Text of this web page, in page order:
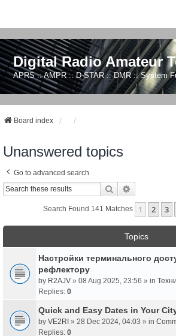
Digital Radio Amateur
APRS :: AMPR :: D-STAR :: DMR :: System
Board index
Unanswered topics
Go to advanced search
Search
Search Found 141 Matches 1 2 3
Topics
Настройки терминального
рефлектору
by R2AJV » 08 Aug 2025, 23:56 » in
Replies: 0
Quick and Easy Dates in Your
by VE2RI » 28 Dec 2024, 04:03 » in
Replies: 0